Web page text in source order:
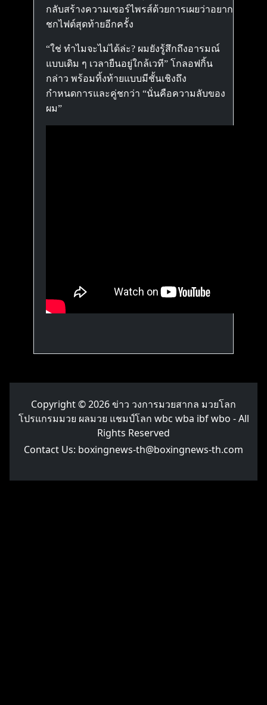
กลับสร้างความเซอร์ไพรส์ด้วยการเผยว่าอยาก
ชกไฟต์สุดท้ายอีกครั้ง
“ใช่ ทำไมจะไม่ได้ล่ะ? ผมยังรู้สึกถึงอารมณ์
แบบเดิม ๆ เวลายืนอยู่ใกล้เวที” โกลอฟกิ้น
กล่าว พร้อมทิ้งท้ายแบบมีชั้นเชิงถึง
กำหนดการและคู่ชกว่า “นั่นคือความลับของ
ผม”
Copyright © 2026ข่าว วงการมวยสากล มวยโลก
โปรแกรมมวย ผลมวย แชมป์โลก wbc wba ibf wbo - All
Rights Reserved
Contact Us: boxingnews-th@boxingnews-th.com